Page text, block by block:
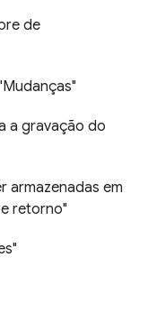
de
a gravação do
armazenadas em
retorno"